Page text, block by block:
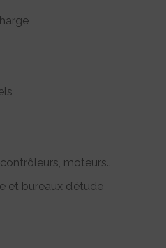
moteurs..
et bureaux d’étude